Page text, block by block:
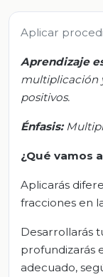
Aplicar
Aprendizaje
multiplicación
positivos.
Énfasis:
¿Qué vamos
Aplicarás
fracciones en
Desarrollarás
profundizarás
adecuado,